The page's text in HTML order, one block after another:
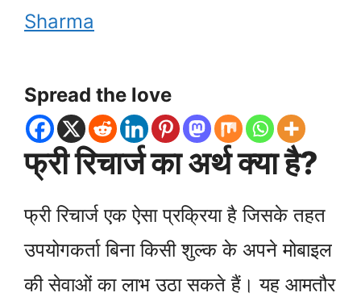
Sharma
Spread the love
फ्री रिचार्ज का अर्थ क्या है?
फ्री रिचार्ज एक ऐसा प्रक्रिया है जिसके तहत
उपयोगकर्ता बिना किसी शुल्क के अपने मोबाइल
की सेवाओं का लाभ उठा सकते हैं। यह आमतौर